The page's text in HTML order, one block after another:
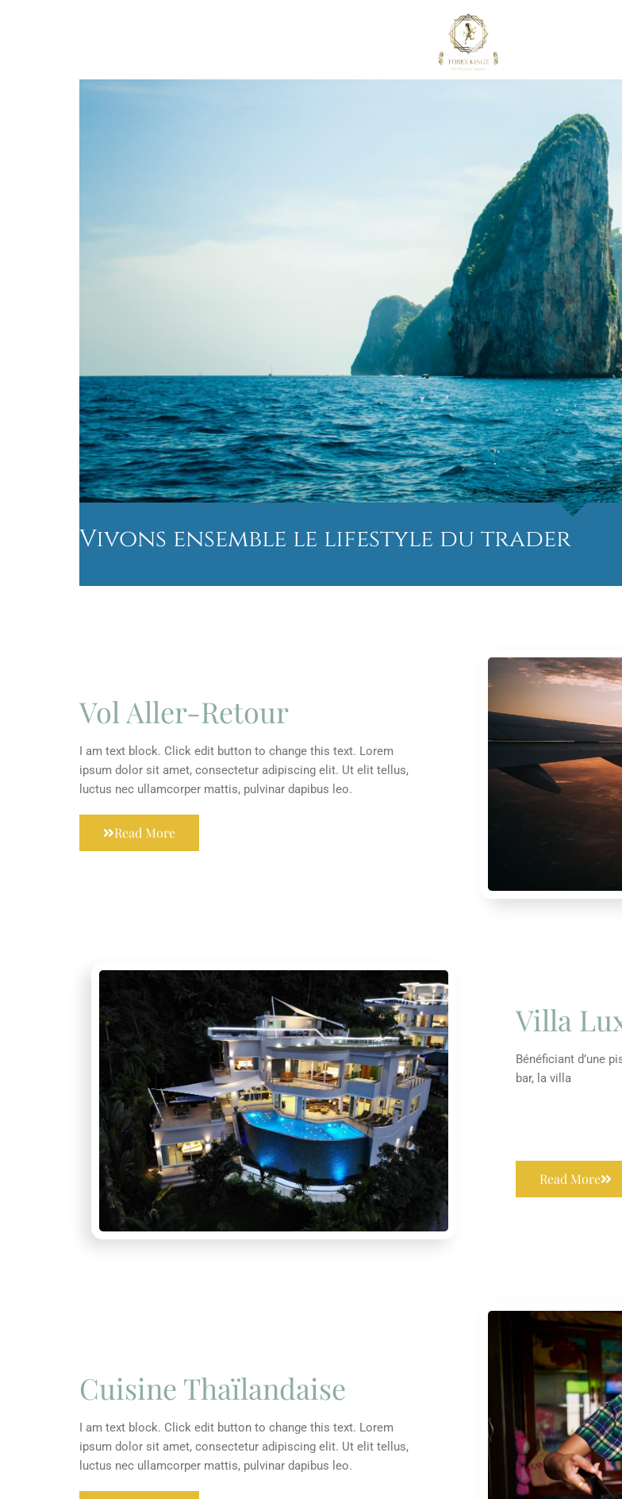
Vivons ensemble le lifestyle du trader
Vol Aller-Retour
I am text block. Click edit button to change this text. Lorem
ipsum dolor sit amet, consectetur adipiscing elit. Ut elit tellus,
luctus nec ullamcorper mattis, pulvinar dapibus leo.
Read More
Villa
Bénéficiant d’une
bar, la villa
Read More
Cuisine Thaïlandaise
I am text block. Click edit button to change this text. Lorem
ipsum dolor sit amet, consectetur adipiscing elit. Ut elit tellus,
luctus nec ullamcorper mattis, pulvinar dapibus leo.